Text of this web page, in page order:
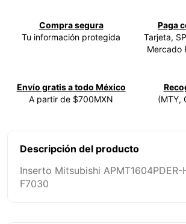
Compra segura
Tu información protegida
Paga
Tarjeta,
Mercado
Envío gratis a todo México
A partir de $700MXN
(MTY,
Descripción del producto
Inserto Mitsubishi APMT1604PDER-
F7030